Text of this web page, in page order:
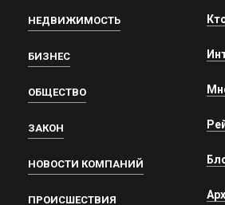
НЕДВИЖИМОСТЬ
БИЗНЕС
ОБЩЕСТВО
ЗАКОН
НОВОСТИ КОМПАНИЙ
ПРОИСШЕСТВИЯ